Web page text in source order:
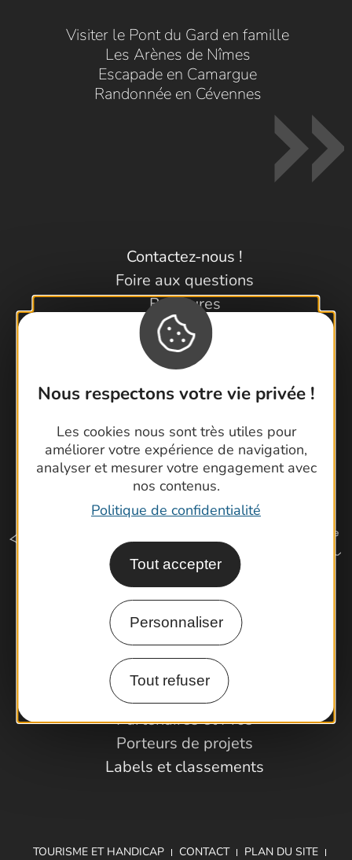
Nous respectons votre vie privée !
Les cookies nous sont très utiles pour
améliorer votre expérience de navigation,
analyser et mesurer votre engagement avec
nos contenus.
Politique de confidentialité
Tout accepter
Personnaliser
Tout refuser
Visiter le Pont du Gard en famille
Les Arènes de Nîmes
Escapade en Camargue
Randonnée en Cévennes
Contactez-nous !
Foire aux questions
Brochures
Cartoguides et Topoguides
Latitude Gard
Espace Pro
Observatoire
Partenaires et Pros
Porteurs de projets
Labels et classements
TOURISME ET HANDICAP CONTACT PLAN DU SITE